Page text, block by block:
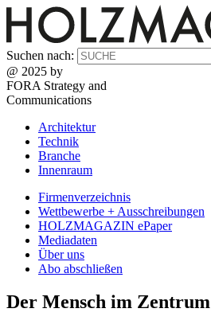
Suchen nach:
@ 2025 by
FORA Strategy and
Communications
Architektur
Technik
Branche
Innenraum
Firmenverzeichnis
Wettbewerbe + Ausschreibungen
HOLZMAGAZIN ePaper
Mediadaten
Über uns
Abo abschließen
Der Mensch im Zentrum